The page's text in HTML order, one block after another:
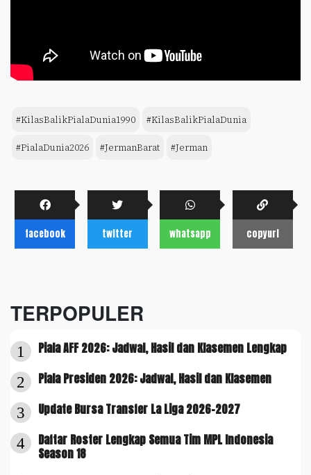
#KilasBalikPialaDunia1990 #KilasBalikPialaDunia
#PialaDunia2026 #JermanBarat #Jerman
facebook twitter whatsapp copyurl
TERPOPULER
1 Piala AFF 2026: Jadwal, Hasil dan Klasemen Lengkap
2 Piala Presiden 2026: Jadwal, Hasil dan Klasemen
3 Update Bursa Transfer La Liga 2026-2027
4
Daftar Roster Lengkap Semua Tim MPL Indonesia
Season 18